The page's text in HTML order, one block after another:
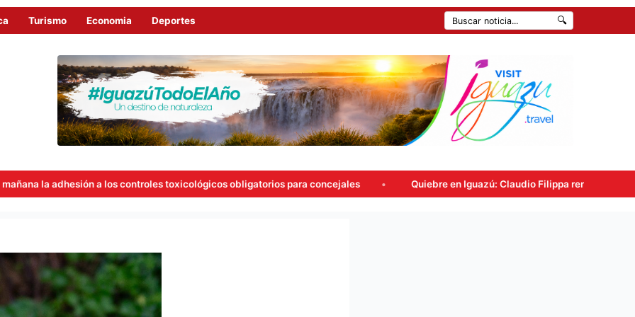
Turismo Economia Deportes 🔍
toxicológicos obligatorios para concejales Quiebre en Iguazú: Claudio Filippa renunció a Encuentro Misionero y se